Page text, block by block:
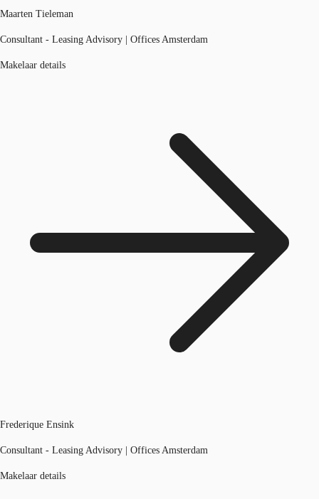
Maarten Tieleman
Consultant - Leasing Advisory | Offices Amsterdam
Makelaar details
Frederique Ensink
Consultant - Leasing Advisory | Offices Amsterdam
Makelaar details